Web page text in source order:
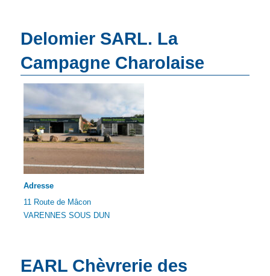
Delomier SARL. La
Campagne Charolaise
Adresse
11 Route de Mâcon
VARENNES SOUS DUN
EARL Chèvrerie des